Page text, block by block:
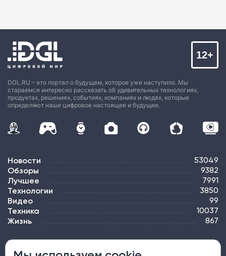
DGL.RU – это портал о будущем, которое уже наступило. Мы
стараемся интересно рассказать об удивительных технологиях,
продуктах, решениях, событиях, компаниях и людях, которые
определяют наше цифровое настоящее и будущее.
12+
Новости 53049
Обзоры 9382
Лучшее 7991
Технологии 3850
Видео 99
Техника 10037
Жизнь 867
ПОДПИСКА РЕКЛАМА КОНТАКТЫ КАРТА САЙТА ТЭГИ